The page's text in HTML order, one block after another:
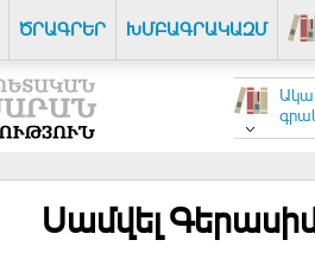
ԾՐԱԳՐԵՐ ԽՄԲԱԳՐԱԿԱԶՄ
Սամվել